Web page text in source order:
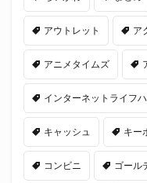
アウトレット ア
アニメタイムズ
インターネットライフ
キャッシュ キー
コンビニ ゴール